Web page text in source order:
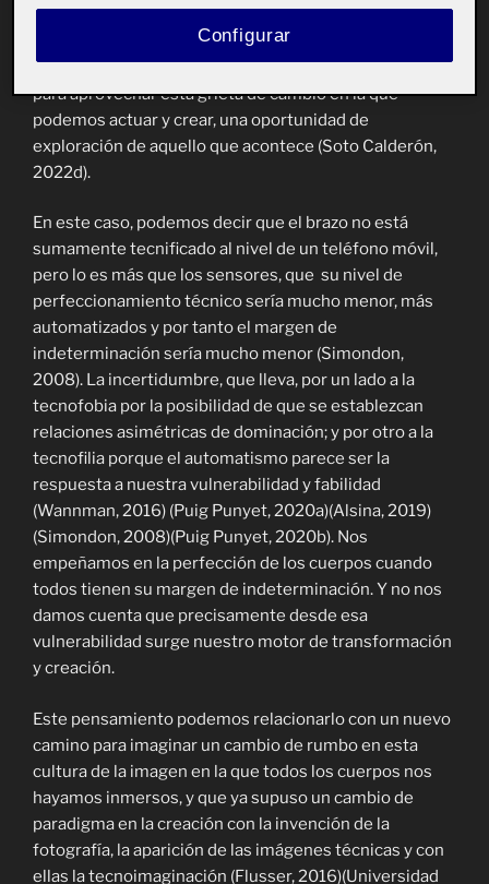
dentro de ese comportamiento pactado. El brazo
podría entonces, o bien recoger sin haber líquido,
dejarlo fluir o realizar otro movimiento. Sería momento
para aprovechar esta grieta de cambio en la que
podemos actuar y crear, una oportunidad de
exploración de aquello que acontece (Soto Calderón,
2022d).
En este caso, podemos decir que el brazo no está
sumamente tecnificado al nivel de un teléfono móvil,
pero lo es más que los sensores, que su nivel de
perfeccionamiento técnico sería mucho menor, más
automatizados y por tanto el margen de
indeterminación sería mucho menor (Simondon,
2008). La incertidumbre, que lleva, por un lado a la
tecnofobia por la posibilidad de que se establezcan
relaciones asimétricas de dominación; y por otro a la
tecnofilia porque el automatismo parece ser la
respuesta a nuestra vulnerabilidad y fabilidad
(Wannman, 2016) (Puig Punyet, 2020a)(Alsina, 2019)
(Simondon, 2008)(Puig Punyet, 2020b). Nos
empeñamos en la perfección de los cuerpos cuando
todos tienen su margen de indeterminación. Y no nos
damos cuenta que precisamente desde esa
vulnerabilidad surge nuestro motor de transformación
y creación.
Este pensamiento podemos relacionarlo con un nuevo
camino para imaginar un cambio de rumbo en esta
cultura de la imagen en la que todos los cuerpos nos
hayamos inmersos, y que ya supuso un cambio de
paradigma en la creación con la invención de la
fotografía, la aparición de las imágenes técnicas y con
ellas la tecnoimaginación (Flusser, 2016)(Universidad
Configurar